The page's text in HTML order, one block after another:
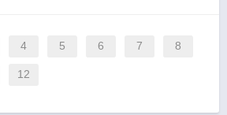
4 5 6 7 8
12